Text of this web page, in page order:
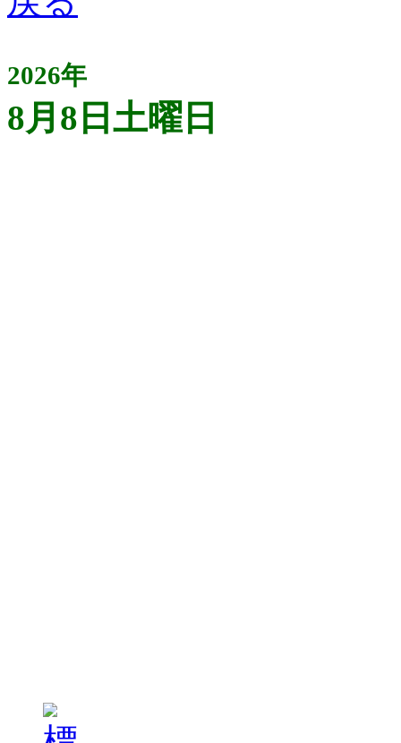
2026年
8月8日土曜日